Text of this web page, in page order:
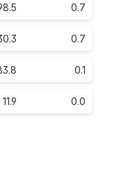
0.7
0.7
0.1
11.9 0.0